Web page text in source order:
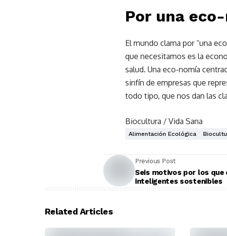
Por una
El mundo clama por “una
que necesitamos es la
salud. Una eco-nomía
sinfín de empresas que
todo tipo, que nos dan las
Biocultura / Vida Sana
Alimentación Ecológica
Previous Post
Seis motivos por los
inteligentes sostenibles
Related Articles